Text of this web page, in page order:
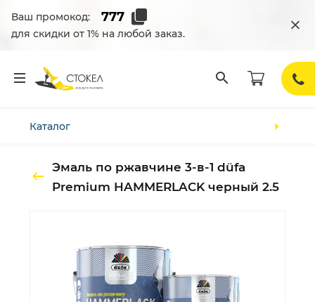
Ваш промокод:
для скидки от 1% на любой заказ.
Каталог
Эмаль по ржавчине 3-в-1 düfa
Premium HAMMERLACK черный 2.5